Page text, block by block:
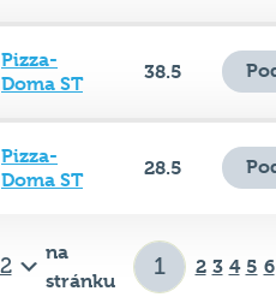
Pizza-
Doma ST
38.5
Pizza-
Doma ST
28.5
na
stránku
2 3 4 5 6